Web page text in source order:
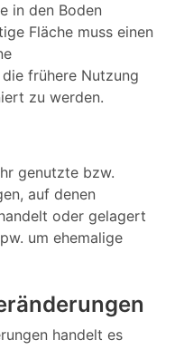
in den Boden
Fläche muss einen
frühere Nutzung
zu werden.
genutzte bzw.
auf denen
oder gelagert
um ehemalige
handelt es